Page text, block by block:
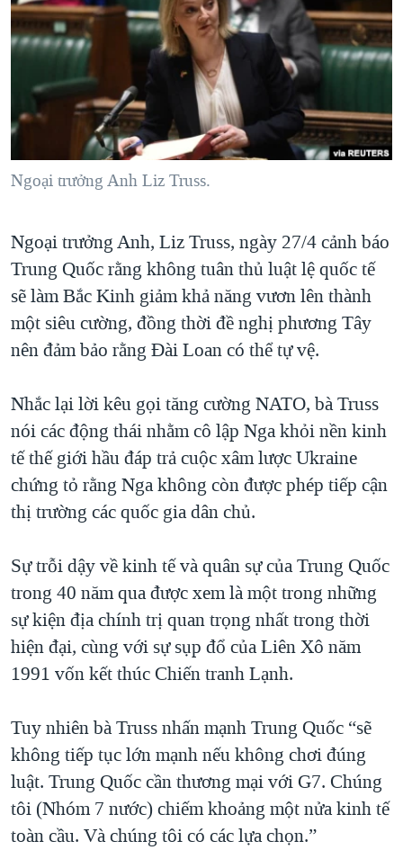
"Tìm"NGƯỜI VIỆT HẢI NGOẠI
ĐỜI SỐNG
KINH TẾ
KHOA HỌC
SỨC KHOẺ
VĂN HOÁ
GIÁO DỤC
TẠI
HÀNH TRÌNH BẦU CỬ 2024
MỘT NĂM CHIẾN TRANH TẠI DẢI GAZA
GIẢI MÃ VÀNH ĐAI & CON ĐƯỜNG
NGÀY TỊ NẠN THẾ GIỚI
CÁC GIÁ TRỊ CỘNG HÒA Ở VIỆT NAM
THƯỢNG ĐỈNH TRUMP-KIM TẠI VIỆT NAM
TRỊNH VĨNH BÌNH VS. CHÍNH PHỦ VIỆT NAM
NGƯ DÂN VIỆT VÀ LÀN SÓNG TRỘM HẢI SÂM
BÊN KIA QUỐC LỘ: TIẾNG VỌNG TỪ NÔNG THÔN MỸ
QUAN HỆ VIỆT MỸ
VIDEO
NGHE
MẠNG XÃ HỘI
Ngôn ngữ khác
Ngoại trưởng Anh Liz Truss.
Ngoại trưởng Anh, Liz Truss, ngày 27/4 cảnh báo
Trung Quốc rằng không tuân thủ luật lệ quốc tế
sẽ làm Bắc Kinh giảm khả năng vươn lên thành
một siêu cường, đồng thời đề nghị phương Tây
nên đảm bảo rằng Đài Loan có thể tự vệ.
Nhắc lại lời kêu gọi tăng cường NATO, bà Truss
nói các động thái nhằm cô lập Nga khỏi nền kinh
tế thế giới hầu đáp trả cuộc xâm lược Ukraine
chứng tỏ rằng Nga không còn được phép tiếp cận
thị trường các quốc gia dân chủ.
Sự trỗi dậy về kinh tế và quân sự của Trung Quốc
trong 40 năm qua được xem là một trong những
sự kiện địa chính trị quan trọng nhất trong thời
hiện đại, cùng với sự sụp đổ của Liên Xô năm
1991 vốn kết thúc Chiến tranh Lạnh.
Tuy nhiên bà Truss nhấn mạnh Trung Quốc “sẽ
không tiếp tục lớn mạnh nếu không chơi đúng
luật. Trung Quốc cần thương mại với G7. Chúng
tôi (Nhóm 7 nước) chiếm khoảng một nửa kinh tế
toàn cầu. Và chúng tôi có các lựa chọn.”